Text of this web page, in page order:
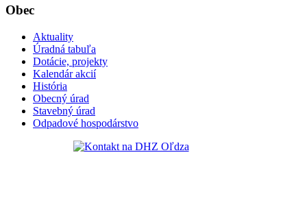
Obec
Aktuality
Úradná tabuľa
Dotácie, projekty
Kalendár akcií
História
Obecný úrad
Stavebný úrad
Odpadové hospodárstvo